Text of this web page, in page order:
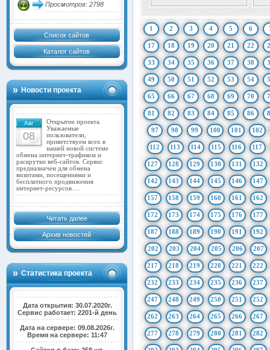
Просмотров: 2798
Список сайтов
Каталог сайтов
Новости проекта
Авг
08
Открытие проекта.
Уважаемые
пользователи,
приветствуем всех в
нашей новой системе
обмена интернет-трафиком и
раскрутки веб-сайтов. Сервис
предназначен для обмена
визитами, посещениями и
бесплатного продвижения
интернет-ресурсов.…
Читать далее
Архив новостей
Статистика проекта
Дата открытия: 30.07.2020г.
Сервис работает: 2201-й день
Дата на сервере: 09.08.2026г.
Время на сервере: 11:47
1 2 3 4 5 6
17 18 19 20 21 22
33 34 35 36 37 38
49 50 51 52 53 54
65 66 67 68 69 70
81 82 83 84 85 86
97 98 99 100 101 102
112 113 114 115 116 117
127 128 129 130 131 132
142 143 144 145 146 147
157 158 159 160 161 162
172 173 174 175 176 177
187 188 189 190 191 192
202 203 204 205 206 207
217 218 219 220 221 222
232 233 234 235 236 237
247 248 249 250 251 252
262 263 264 265 266 267
277 278 279 280 281 282